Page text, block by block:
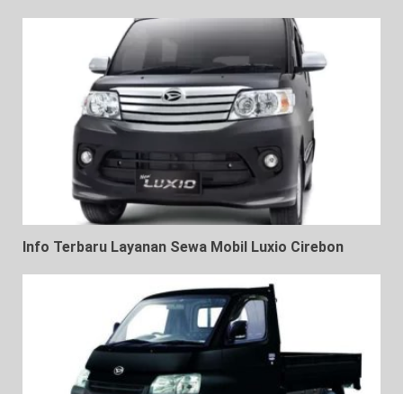
Info Terbaru Layanan Sewa Mobil Luxio Cirebon